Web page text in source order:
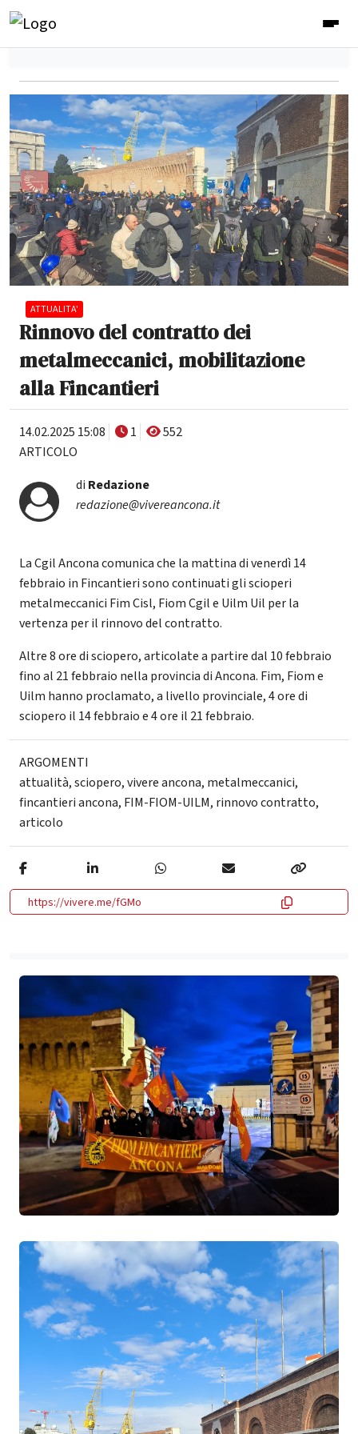
ATTUALITA'
Rinnovo del contratto dei
metalmeccanici, mobilitazione
alla Fincantieri
14.02.2025 15:08 1
552
ARTICOLO
di Redazione
redazione@vivereancona.it
La Cgil Ancona comunica che la mattina di venerdì 14
febbraio in Fincantieri sono continuati gli scioperi
metalmeccanici Fim Cisl, Fiom Cgil e Uilm Uil per la
vertenza per il rinnovo del contratto.
Altre 8 ore di sciopero, articolate a partire dal 10 febbraio
fino al 21 febbraio nella provincia di Ancona. Fim, Fiom e
Uilm hanno proclamato, a livello provinciale, 4 ore di
sciopero il 14 febbraio e 4 ore il 21 febbraio.
ARGOMENTI
attualità,sciopero,vivere ancona, metalmeccanici,
fincantieri ancona, FIM-FIOM-UILM, rinnovo contratto,
articolo
https://vivere.me/fGMo